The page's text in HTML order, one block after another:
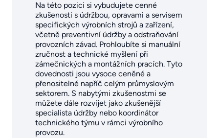
Na této pozici si vybudujete cenné
zkušenosti s údržbou, opravami a servisem
specifických výrobních strojů a zařízení,
včetně preventivní údržby a odstraňování
provozních závad. Prohloubíte si manuální
zručnost a technické myšlení při
zámečnických a montážních pracích. Tyto
dovednosti jsou vysoce ceněné a
přenositelné napříč celým průmyslovým
sektorem. S nabytými zkušenostmi se
můžete dále rozvíjet jako zkušenější
specialista údržby nebo koordinátor
technického týmu v rámci výrobního
provozu.